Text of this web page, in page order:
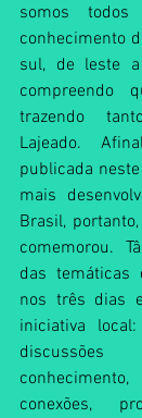
somos
conhecimento
sul, de leste
compreendo
trazendo
Lajeado.
publicada
mais
Brasil,
comemorou.
das temáticas
nos três dias
iniciativa
conexões,